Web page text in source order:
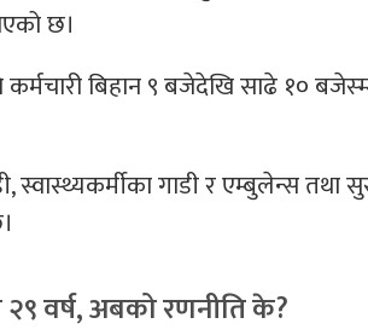
छ।
कर्मचारी बिहान ९ बजेदेखि साढे १०
स्वास्थ्यकर्मीका गाडी र एम्बुलेन्स तथा
२९ वर्ष, अबको रणनीति के?